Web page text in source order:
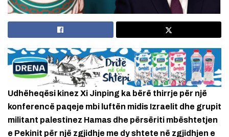
Udhëheqësi kinez Xi Jinping ka bërë thirrje për një
konferencë paqeje mbi luftën midis Izraelit dhe grupit
militant palestinez Hamas dhe përsëriti mbështetjen
e Pekinit për një zgjidhje me dy shtete në zgjidhjen e